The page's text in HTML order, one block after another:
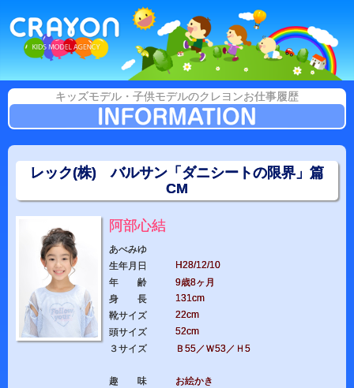
キッズモデル・子供モデルのクレヨンお仕事履歴
レック(株) バルサン「ダニシートの限界」篇
CM
阿部心結
あべみゆ
生年月日
H28/12/10
年 齢
9歳8ヶ月
身 長
131cm
靴サイズ
22cm
頭サイズ
52cm
３サイズ
Ｂ55／Ｗ53／Ｈ5
趣 味
お絵かき